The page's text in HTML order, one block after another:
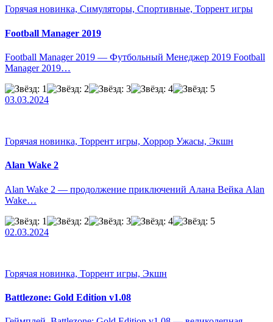
Горячая новинка, Симуляторы, Спортивные, Торрент игры
Football Manager 2019
Football Manager 2019 — Футбольный Менеджер 2019 Football
Manager 2019…
03.03.2024
Горячая новинка, Торрент игры, Хоррор Ужасы, Экшн
Alan Wake 2
Alan Wake 2 — продолжение приключений Алана Вейка Alan
Wake…
02.03.2024
Горячая новинка, Торрент игры, Экшн
Battlezone: Gold Edition v1.08